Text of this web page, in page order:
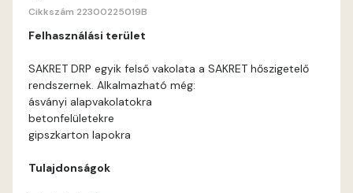
Basalt A
Cikkszám 22300225019B
Felhasználási terület
SAKRET DRP egyik felső vakolata a SAKRET hőszigetelő
rendszernek. Alkalmazható még:
ásványi alapvakolatokra
betonfelületekre
gipszkarton lapokra
Tulajdonságok